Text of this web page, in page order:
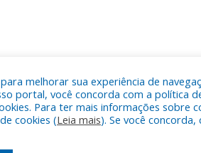
melhorar sua experiência de
portal, você concorda com a política
Para ter mais informações sobre
cookies (Leia mais). Se você concorda,